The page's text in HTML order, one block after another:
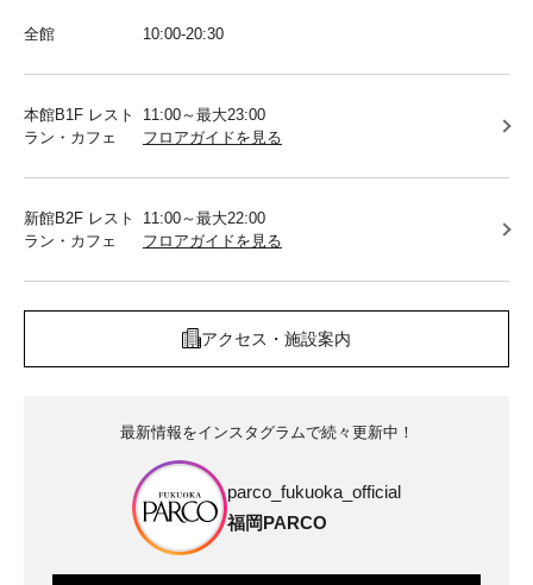
全館 10:00-20:30
本館B1F レスト
ラン・カフェ
11:00～最大23:00
フロアガイドを見る
新館B2F レスト
ラン・カフェ
11:00～最大22:00
フロアガイドを見る
アクセス・施設案内
最新情報をインスタグラムで続々更新中！
parco_fukuoka_official
福岡PARCO